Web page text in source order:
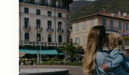
Lifestyle